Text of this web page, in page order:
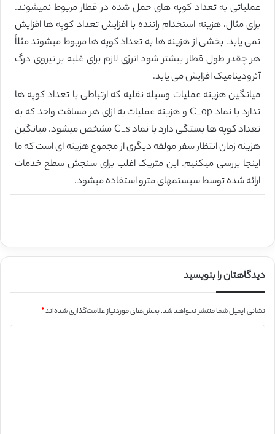
عملیاتی به تعداد کوپه های حمل شده در قطار مربوط نمیشوند.
برای مثال، هزینه استخدام راننده با افزایش تعداد کوپه ها افزایش
نمی یابد. بخشی از هزینه ها به تعداد کوپه ها مربوط میشوند مثلاً
هر چقدر طول قطار بیشتر شود انرژی لازم برای غلبه بر نیروی درگ
آئرودینامیک افزایش می یابد.
میانگین هزینه عملیات وسیله نقلیه که ارتباطی با تعداد کوپه ها
ندارد با نماد C_op و هزینه عملیات به ازای هر مسافت واحد که به
تعداد کوپه ها بستگی دارد با نماد C_s مشخص میشود. میانگین
هزینه زمان انتظار سفر مولفه دیگری از مجموع هزینه ای است که ما
اینجا بررسی میکنیم. این متریک اغلب برای سنجش سطح خدمات
ارائه شده توسط سیستمهای مترو استفاده میشود.
دیدگاهتان را بنویسید
نشانی ایمیل شما منتشر نخواهد شد.بخش‌های موردنیاز علامت‌گذاری شده‌اند*